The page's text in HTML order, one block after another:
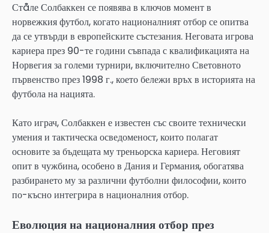
Стåле Солбаккен се появява в ключов момент в
норвежкия футбол, когато националният отбор се опитва
да се утвърди в европейските състезания. Неговата игрова
кариера през 90-те години съвпада с квалификацията на
Норвегия за големи турнири, включително Световното
първенство през 1998 г., което бележи връх в историята на
футбола на нацията.
Като играч, Солбаккен е известен със своите технически
умения и тактическа осведоменост, които полагат
основите за бъдещата му треньорска кариера. Неговият
опит в чужбина, особено в Дания и Германия, обогатява
разбирането му за различни футболни философии, които
по-късно интегрира в националния отбор.
Еволюция на националния отбор през